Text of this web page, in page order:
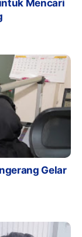
Mencari
Gelar